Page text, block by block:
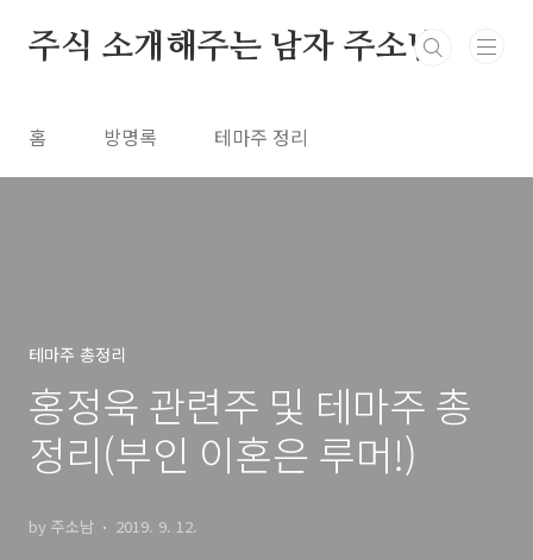
주식 소개해주는 남자 주소남
홈 방명록 테마주 정리
테마주 총정리
홍정욱 관련주 및 테마주 총
정리(부인 이혼은 루머!)
by 주소남 2019. 9. 12.